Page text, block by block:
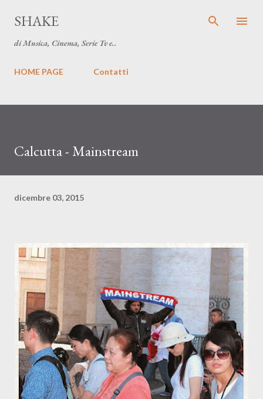
SHAKE
di Musica, Cinema, Serie Tv e..
HOME PAGE Contatti
Calcutta - Mainstream
dicembre 03, 2015